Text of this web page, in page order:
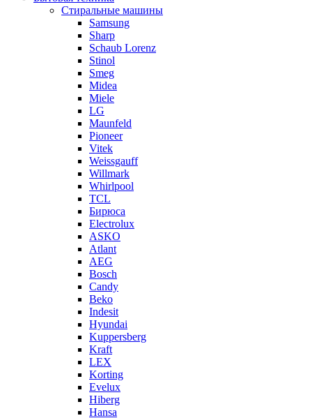
Стиральные машины
Samsung
Sharp
Schaub Lorenz
Stinol
Smeg
Midea
Miele
LG
Maunfeld
Pioneer
Vitek
Weissgauff
Willmark
Whirlpool
TCL
Бирюса
Electrolux
ASKO
Atlant
AEG
Bosch
Candy
Beko
Indesit
Hyundai
Kuppersberg
Kraft
LEX
Korting
Evelux
Hiberg
Hansa